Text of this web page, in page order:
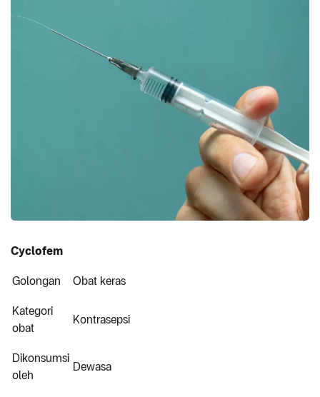
Cyclofem
Golongan Obat keras
Kategori
obat
Kontrasepsi
Dikonsumsi
oleh
Dewasa